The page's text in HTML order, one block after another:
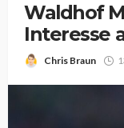
Waldhof
Interesse
Chris Braun